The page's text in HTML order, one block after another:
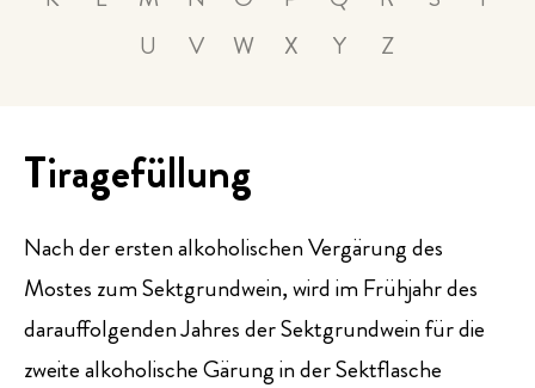
U
V W X Y Z
Tiragefüllung
Nach der ersten alkoholischen Vergärung des
Mostes zum Sektgrundwein, wird im Frühjahr des
darauffolgenden Jahres der Sektgrundwein für die
zweite alkoholische Gärung in der Sektflasche